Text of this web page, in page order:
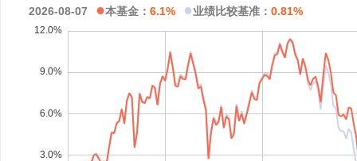
2026-08-07 ●本基金： 6.1% ●业绩比较基准： 0.81%